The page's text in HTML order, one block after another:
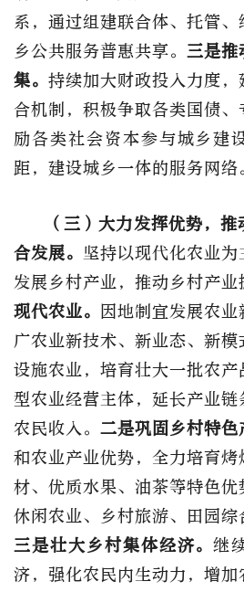
系，通过组建联合体、托管
乡公共服务普惠共享。 三是推
集。 持续加大财政投入力度
合机制，积极争取各类国债
励各类社会资本参与城乡建
距，建设城乡一体的服务网络
（三）大力发挥优势，
合发展。 坚持以现代化农业
发展乡村产业，推动乡村产业
现代农业。 因地制宜发展农
广农业新技术、新业态、新模
设施农业，培育壮大一批农
型农业经营主体，延长产业
农民收入。 二是巩固乡村特色
和农业产业优势，全力培育
材、优质水果、油茶等特色
休闲农业、乡村旅游、田园综
三是壮大乡村集体经济。继
济，强化农民内生动力，增